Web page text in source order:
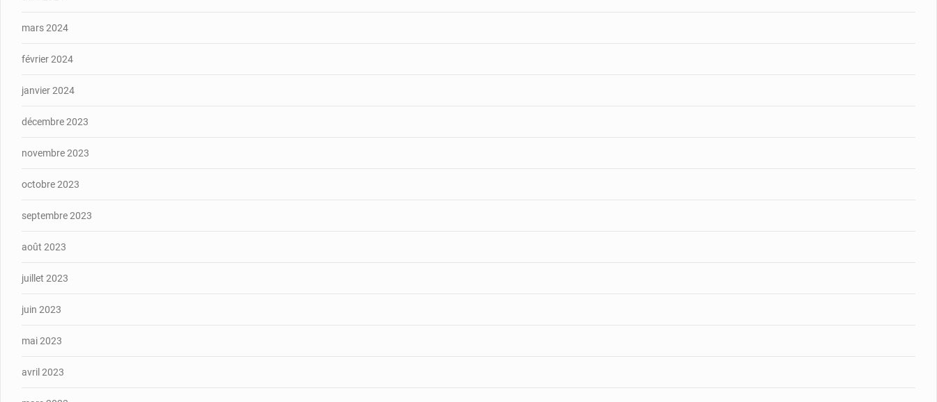
mars 2024
février 2024
janvier 2024
décembre 2023
novembre 2023
octobre 2023
septembre 2023
août 2023
juillet 2023
juin 2023
mai 2023
avril 2023